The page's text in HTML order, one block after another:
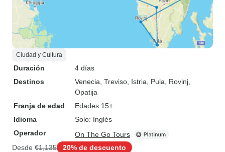
Ciudad y Cultura
Duración
4 días
Destinos
Venecia , Treviso , Istria , Pula , Rovinj
Opatija
Franja de edad
Edades 15+
Idioma
Solo: Inglés
Operador
On The Go Tours
Desde €1,135 20% de descuento